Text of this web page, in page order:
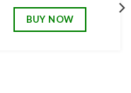
BUY NOW